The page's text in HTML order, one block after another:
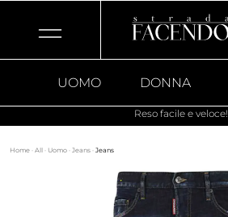
UOMO DONNA
Reso facile e veloce!
Home · All · Uomo · Jeans · Jeans